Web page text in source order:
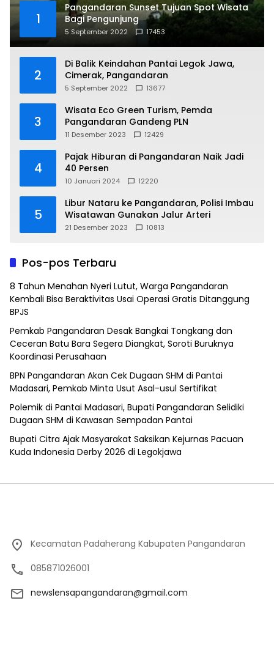
1
Pangandaran Sunset Tujuan Spot Wisata
Bagi Pengunjung
5 September 2022 17453
2
Di Balik Keindahan Pantai Legok Jawa,
Cimerak, Pangandaran
5 September 2022 13677
3
Wisata Eco Green Turism, Pemda
Pangandaran Gandeng PLN
11 Desember 2023 12429
4
Pajak Hiburan di Pangandaran Naik Jadi
40 Persen
10 Januari 2024 12220
5
Libur Nataru ke Pangandaran, Polisi Imbau
Wisatawan Gunakan Jalur Arteri
21 Desember 2023 10813
Pos-pos Terbaru
8 Tahun Menahan Nyeri Lutut, Warga Pangandaran
Kembali Bisa Beraktivitas Usai Operasi Gratis Ditanggung
BPJS
Pemkab Pangandaran Desak Bangkai Tongkang dan
Ceceran Batu Bara Segera Diangkat, Soroti Buruknya
Koordinasi Perusahaan
BPN Pangandaran Akan Cek Dugaan SHM di Pantai
Madasari, Pemkab Minta Usut Asal-usul Sertifikat
Polemik di Pantai Madasari, Bupati Pangandaran Selidiki
Dugaan SHM di Kawasan Sempadan Pantai
Bupati Citra Ajak Masyarakat Saksikan Kejurnas Pacuan
Kuda Indonesia Derby 2026 di Legokjawa
Kecamatan Padaherang Kabupaten Pangandaran
085871026001
newslensapangandaran@gmail.com